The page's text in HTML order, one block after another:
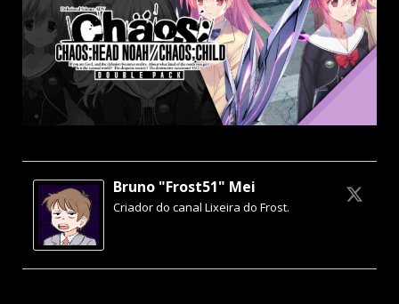
Bruno "Frost51" Mei
Criador do canal Lixeira do Frost.